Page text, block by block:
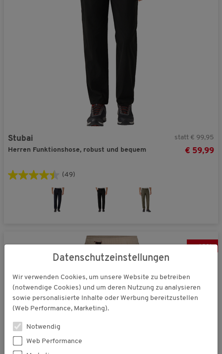
Stubai
Herren Funktionshose, robust und bequem
statt € 99,95
€ 59,99
(49)
-42%
Datenschutzeinstellungen
Wir verwenden Cookies, um unsere Website zu betreiben
(notwendige Cookies) und um deren Nutzung zu analysieren
sowie personalisierte Inhalte oder Werbung bereitzustellen
(Web Performance, Marketing).
Notwendig
Web Performance